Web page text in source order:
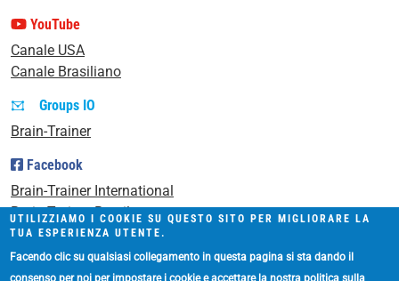
YouTube
Canale USA
Canale Brasiliano
Groups IO
Brain-Trainer
Facebook
Brain-Trainer International
Brain-Trainer Brasil
Accesso
UTILIZZIAMO I COOKIE SU QUESTO SITO PER MIGLIORARE LA
TUA ESPERIENZA UTENTE.
Facendo clic su qualsiasi collegamento in questa pagina si sta dando il
consenso per noi per impostare i cookie e accettare la nostra politica sulla